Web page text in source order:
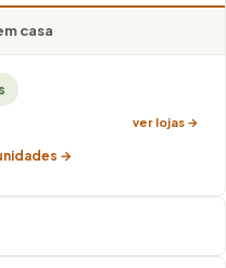
casa
ver lojas →
→